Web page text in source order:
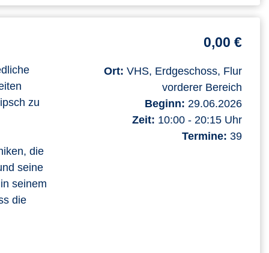
zu
die
seine
seinem
die
0,00 €
Ort: VHS, Erdgeschoss, Flur
vorderer Bereich
Beginn: 29.06.2026
Zeit: 10:00 - 20:15 Uhr
Termine: 39